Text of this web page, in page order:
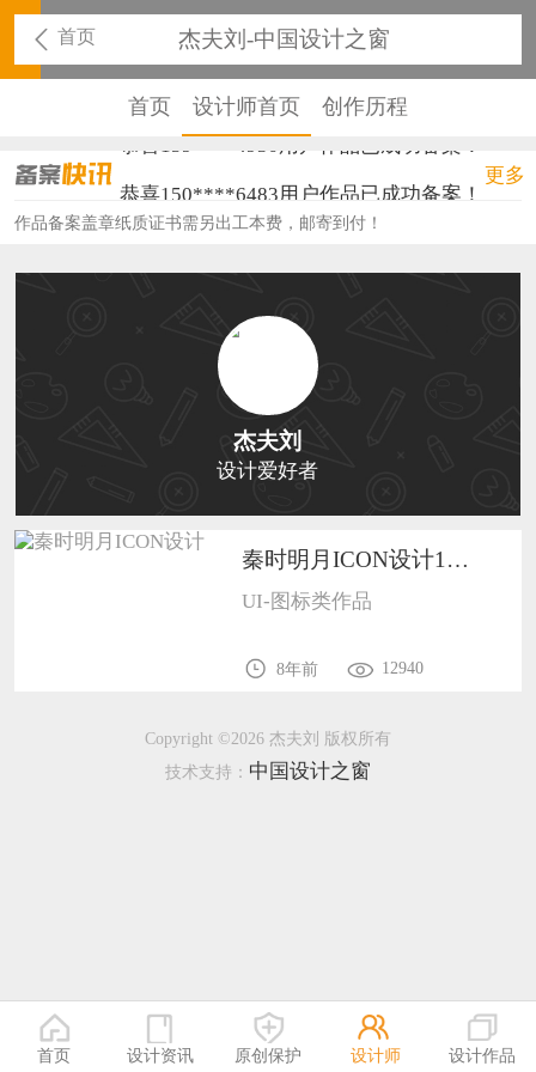
首页 杰夫刘-中国设计之窗
首页 设计师首页 创作历程
恭喜159****4930用户作品已成功备案！
恭喜150****6483用户作品已成功备案！
恭喜131****2473用户作品已成功备案！
恭喜133****6466用户作品已成功备案！
恭喜131****1475用户作品已成功备案！
恭喜133****8874用户作品已成功备案！
恭喜138****8638用户作品已成功备案！
恭喜133****9020用户作品已成功备案！
恭喜136****9807用户作品已成功备案！
更多
作品备案盖章纸质证书需另出工本费，邮寄到付！
杰夫刘
设计爱好者
秦时明月ICON设计1101
UI-图标类作品
8年前 12940
Copyright ©2026 杰夫刘 版权所有
技术支持： 中国设计之窗
首页 设计资讯 原创保护 设计师 设计作品